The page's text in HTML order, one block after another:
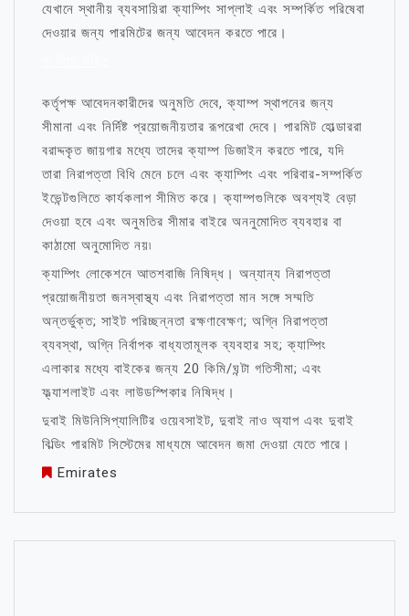
যেখানে স্থানীয় ব্যবসায়িরা ক্যাম্পিং সাপ্লাই এবং সম্পর্কিত পরিষেবা
দেওয়ার জন্য পারমিটের জন্য আবেদন করতে পারে।
কর্তৃপক্ষ আবেদনকারীদের অনুমতি দেবে, ক্যাম্প স্থাপনের জন্য
সীমানা এবং নির্দিষ্ট প্রয়োজনীয়তার রূপরেখা দেবে। পারমিট হোল্ডাররা
বরাদ্দকৃত জায়গার মধ্যে তাদের ক্যাম্প ডিজাইন করতে পারে, যদি
তারা নিরাপত্তা বিধি মেনে চলে এবং ক্যাম্পিং এবং পরিবার-সম্পর্কিত
ইভেন্টগুলিতে কার্যকলাপ সীমিত করে। ক্যাম্পগুলিকে অবশ্যই বেড়া
দেওয়া হবে এবং অনুমতির সীমার বাইরে অননুমোদিত ব্যবহার বা
কাঠামো অনুমোদিত নয়৷
ক্যাম্পিং লোকেশনে আতশবাজি নিষিদ্ধ। অন্যান্য নিরাপত্তা
প্রয়োজনীয়তা জনস্বাস্থ্য এবং নিরাপত্তা মান সঙ্গে সম্মতি
অন্তর্ভুক্ত; সাইট পরিচ্ছন্নতা রক্ষণাবেক্ষণ; অগ্নি নিরাপত্তা
ব্যবস্থা, অগ্নি নির্বাপক বাধ্যতামূলক ব্যবহার সহ; ক্যাম্পিং
এলাকার মধ্যে বাইকের জন্য 20 কিমি/ঘন্টা গতিসীমা; এবং
ফ্ল্যাশলাইট এবং লাউডস্পিকার নিষিদ্ধ।
দুবাই মিউনিসিপ্যালিটির ওয়েবসাইট, দুবাই নাও অ্যাপ এবং দুবাই
বিল্ডিং পারমিট সিস্টেমের মাধ্যমে আবেদন জমা দেওয়া যেতে পারে।
Emirates